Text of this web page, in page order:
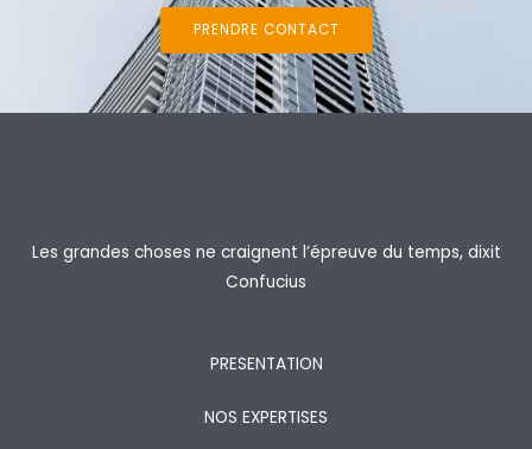
PRENDRE CONTACT
Les grandes choses ne craignent l’épreuve du temps, dixit
Confucius
PRESENTATION
NOS EXPERTISES